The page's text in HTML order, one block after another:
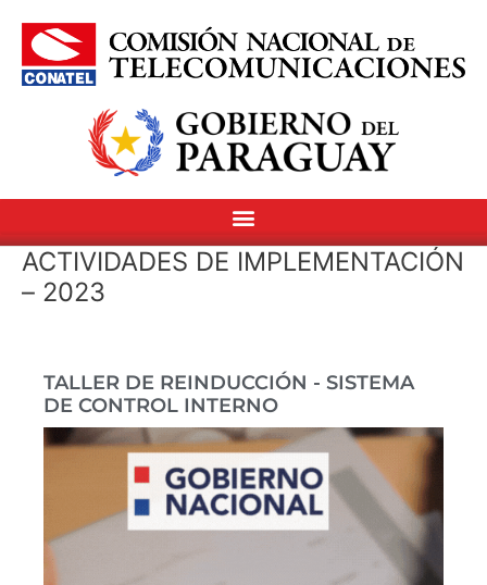
contenido
ACTIVIDADES DE IMPLEMENTACIÓN
– 2023
TALLER DE REINDUCCIÓN - SISTEMA
DE CONTROL INTERNO